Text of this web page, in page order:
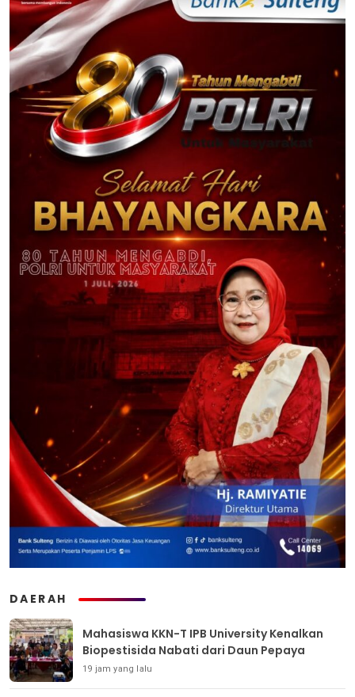
DAERAH
Mahasiswa KKN-T IPB University Kenalkan
Biopestisida Nabati dari Daun Pepaya
19 jam yang lalu